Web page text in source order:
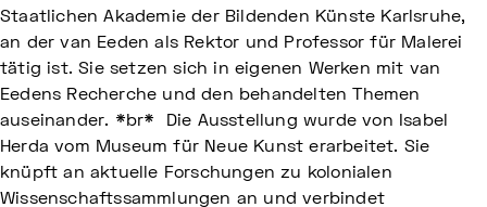
Staatlichen Akademie der Bildenden Künste Karlsruhe,
an der van Eeden als Rektor und Professor für Malerei
tätig ist. Sie setzen sich in eigenen Werken mit van
Eedens Recherche und den behandelten Themen
auseinander. *br* Die Ausstellung wurde von Isabel
Herda vom Museum für Neue Kunst erarbeitet. Sie
knüpft an aktuelle Forschungen zu kolonialen
Wissenschaftssammlungen an und verbindet